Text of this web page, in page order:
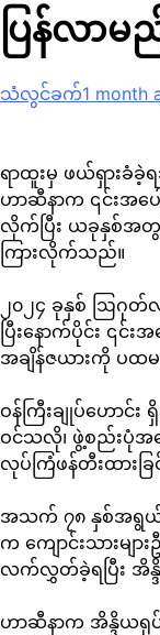
ပြန်လာမ
သံလွင်ခက်1 month
ရာထူးမှ ဖယ်ရှားခံခဲ့
ဟာဆီနာက ၎င်းအပ
လိုက်ပြီး ယခုနှစ်အတွ
ကြားလိုက်သည်။
၂၀၂၄ ခုနှစ် ဩဂုတ်
ပြီးနောက်ပိုင်း ၎င်
အချိန်ဇယားကို ပထ
ဝန်ကြီးချုပ်ဟောင်
ဝင်သလို၊ ဖွဲ့စည်းပုံအ
လုပ်ကြံဖန်တီးထားခြ
အသက် ၇၈ နှစ်အရွ
က ကျောင်းသားမ
လက်လွှတ်ခဲ့ရပြီး အိန္
ဟာဆီနာက အိန္ဒိယရု